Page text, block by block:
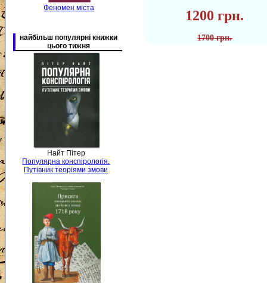
Феномен міста
найбільш популярні книжки
цього тижня
Найт Пітер
Популярна конспірологія.
Путівник теоріями змови
1200 грн.
1700 грн.